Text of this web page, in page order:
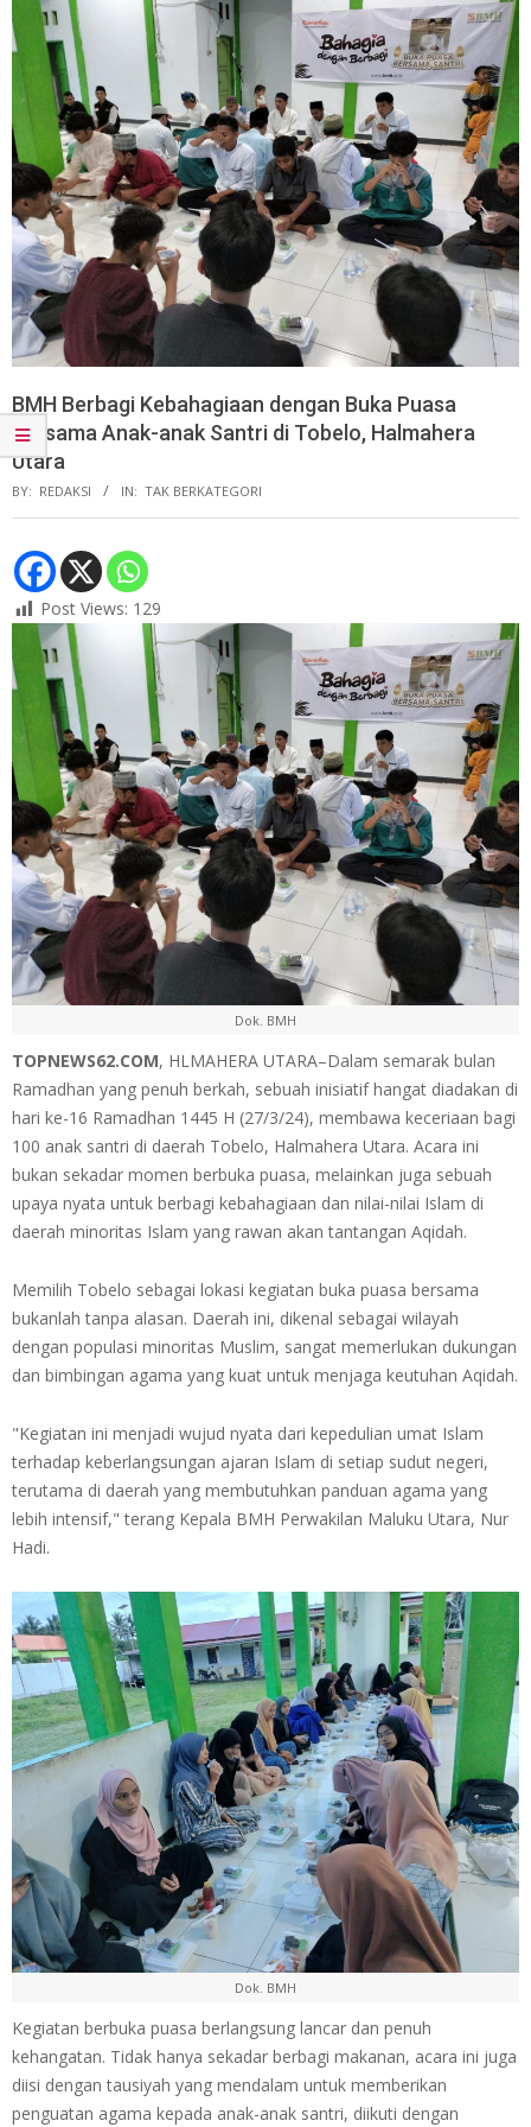
BMH Berbagi Kebahagiaan dengan Buka Puasa
Bersama Anak-anak Santri di Tobelo, Halmahera
Utara
BY: REDAKSI IN: TAK BERKATEGORI
Post Views: 129
Dok. BMH
TOPNEWS62.COM, HLMAHERA UTARA–Dalam semarak bulan
Ramadhan yang penuh berkah, sebuah inisiatif hangat diadakan di
hari ke-16 Ramadhan 1445 H (27/3/24), membawa keceriaan bagi
100 anak santri di daerah Tobelo, Halmahera Utara. Acara ini
bukan sekadar momen berbuka puasa, melainkan juga sebuah
upaya nyata untuk berbagi kebahagiaan dan nilai-nilai Islam di
daerah minoritas Islam yang rawan akan tantangan Aqidah.
Memilih Tobelo sebagai lokasi kegiatan buka puasa bersama
bukanlah tanpa alasan. Daerah ini, dikenal sebagai wilayah
dengan populasi minoritas Muslim, sangat memerlukan dukungan
dan bimbingan agama yang kuat untuk menjaga keutuhan Aqidah.
"Kegiatan ini menjadi wujud nyata dari kepedulian umat Islam
terhadap keberlangsungan ajaran Islam di setiap sudut negeri,
terutama di daerah yang membutuhkan panduan agama yang
lebih intensif," terang Kepala BMH Perwakilan Maluku Utara, Nur
Hadi.
Dok. BMH
Kegiatan berbuka puasa berlangsung lancar dan penuh
kehangatan. Tidak hanya sekadar berbagi makanan, acara ini juga
diisi dengan tausiyah yang mendalam untuk memberikan
penguatan agama kepada anak-anak santri, diikuti dengan